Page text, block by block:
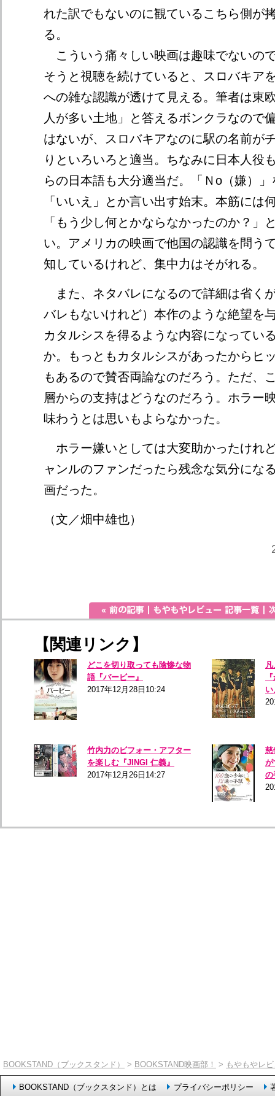
れた訳でもないのに観ているこちら側が
る。
こういう痛々しい映画は趣味でないの
そうと視聴を続けていると、スロバキア
への雑な認識が透けて見える。筆者は東
人が多い土地」と答えるボンクラなので
はないが、スロバキアなのに駅の名前が
りといろいろと適当。ちなみに日本人役
らの日本語も大分適当だ。「Ｎо（嫌）
「いいえ」とか言い出す始末。本筋には
「もう少し何とかならなかったのか？」
い。アメリカの映画で他国の認識を問う
知しているけれど、集中力はそがれる。
また、ネタバレになるので詳細は省く
バレもないけれど）本作のような絶望を
カタルシスを得るような内容になってい
か。もっともカタルシスがあったからヒ
もあるので賛否両論なのだろう。ただ、
層からの支持はどうなのだろう。ホラー
味わうとは思いもよらなかった。
ホラー嫌いとしては大変助かったけれ
ャンルのファンだったら残念な気分にな
画だった。
（文／畑中雄也）
【関連リンク】
どこを切り取っても陰惨な物
語『バービー』
2017年12月28日10:24
い
竹内力のビフォー・アフター
を楽しむ『JINGI 仁義』
2017年12月26日14:27
慈
が
の
BOOKSTAND（ブックスタンド） > BOOKSTAND映画部！ > もやもやレ
BOOKSTAND（ブックスタンド）とは プライバシーポリシー